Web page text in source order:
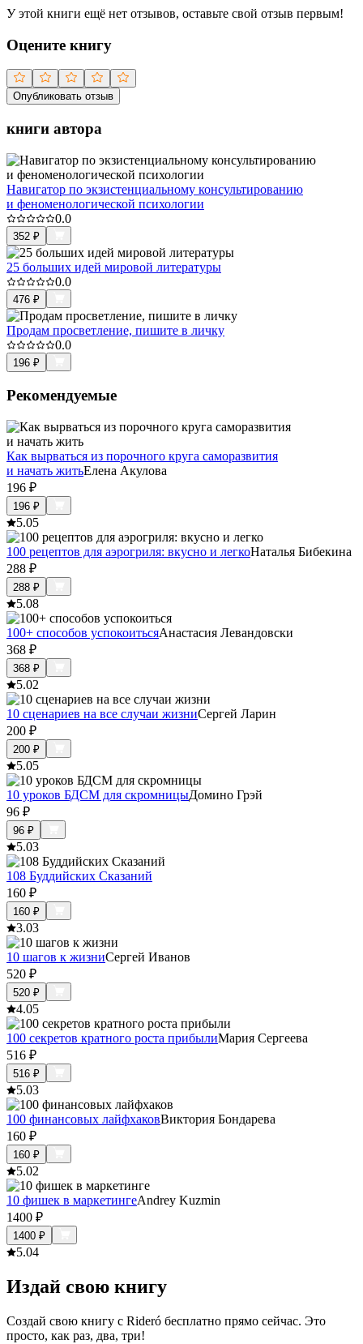
У этой книги ещё нет отзывов, оставьте свой отзыв первым!
Оцените книгу
Опубликовать отзыв
книги автора
Навигатор по экзистенциальному консультированию
и феноменологической психологии
0.0
352 ₽
25 больших идей мировой литературы
0.0
476 ₽
Продам просветление, пишите в личку
0.0
196 ₽
Рекомендуемые
Как вырваться из порочного круга саморазвития
и начать житьЕлена Акулова
196 ₽
196 ₽
5.05
100 рецептов для аэрогриля: вкусно и легкоНаталья Бибекина
288 ₽
288 ₽
5.08
100+ способов успокоитьсяАнастасия Левандовски
368 ₽
368 ₽
5.02
10 сценариев на все случаи жизниСергей Ларин
200 ₽
200 ₽
5.05
10 уроков БДСМ для скромницыДомино Грэй
96 ₽
96 ₽
5.03
108 Буддийских Сказаний
160 ₽
160 ₽
3.03
10 шагов к жизниСергей Иванов
520 ₽
520 ₽
4.05
100 секретов кратного роста прибылиМария Сергеева
516 ₽
516 ₽
5.03
100 финансовых лайфхаковВиктория Бондарева
160 ₽
160 ₽
5.02
10 фишек в маркетингеAndrey Kuzmin
1400 ₽
1400 ₽
5.04
Издай свою книгу
Создай свою книгу с Rideró бесплатно прямо сейчас. Это
просто, как раз, два, три!